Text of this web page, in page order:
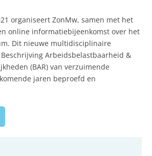
organiseert ZonMw, samen met het
online informatiebijeenkomst over het
Dit nieuwe multidisciplinaire
Arbeidsbelastbaarheid &
(BAR) van verzuimende
jaren beproefd en